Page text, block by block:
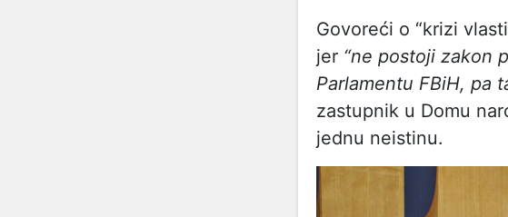
Govoreći o “krizi
jer “ne postoji zakon
Parlamentu FBiH, pa
zastupnik u Domu
jednu neistinu.